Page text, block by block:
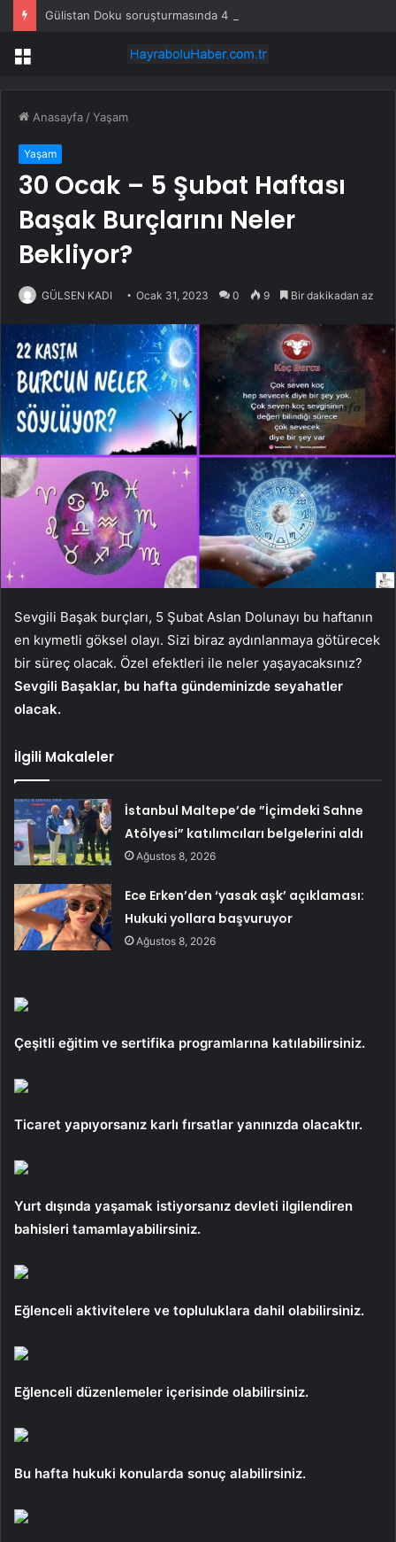
Gülistan Doku soruşturmasında 4 polis tutuklandı
Menü
Anasayfa /Yaşam
Yaşam
30 Ocak – 5 Şubat Haftası
Başak Burçlarını Neler
Bekliyor?
GÜLSEN KADI Ocak 31, 2023 0 9 Bir dakikadan az
Sevgili Başak burçları, 5 Şubat Aslan Dolunayı bu haftanın
en kıymetli göksel olayı. Sizi biraz aydınlanmaya götürecek
bir süreç olacak. Özel efektleri ile neler yaşayacaksınız?
Sevgili Başaklar, bu hafta gündeminizde seyahatler
olacak.
İlgili Makaleler
İstanbul Maltepe’de ”İçimdeki Sahne
Atölyesi” katılımcıları belgelerini aldı
Ağustos 8, 2026
Ece Erken’den ‘yasak aşk’ açıklaması:
Hukuki yollara başvuruyor
Ağustos 8, 2026
Çeşitli eğitim ve sertifika programlarına katılabilirsiniz.
Ticaret yapıyorsanız karlı fırsatlar yanınızda olacaktır.
Yurt dışında yaşamak istiyorsanız devleti ilgilendiren
bahisleri tamamlayabilirsiniz.
Eğlenceli aktivitelere ve topluluklara dahil olabilirsiniz.
Eğlenceli düzenlemeler içerisinde olabilirsiniz.
Bu hafta hukuki konularda sonuç alabilirsiniz.